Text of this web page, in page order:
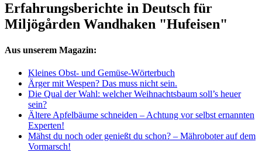
Erfahrungsberichte in Deutsch für
Miljögården Wandhaken "Hufeisen"
Aus unserem Magazin:
Kleines Obst- und Gemüse-Wörterbuch
Ärger mit Wespen? Das muss nicht sein.
Die Qual der Wahl: welcher Weihnachtsbaum soll’s heuer
sein?
Ältere Apfelbäume schneiden – Achtung vor selbst ernannten
Experten!
Mähst du noch oder genießt du schon? – Mähroboter auf dem
Vormarsch!